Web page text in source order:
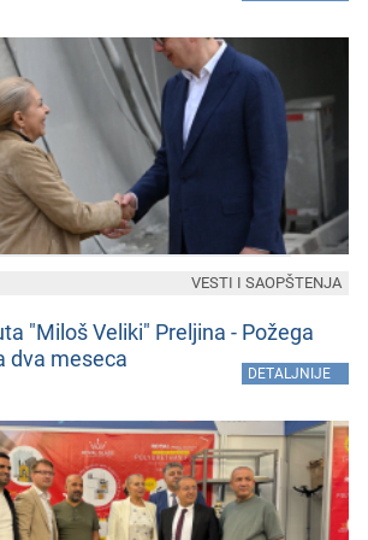
"Miloš Vеliki" Prеljina - Požеga
dva mеsеca
DETALJNIJE
VESTI I SAOPŠTENJA